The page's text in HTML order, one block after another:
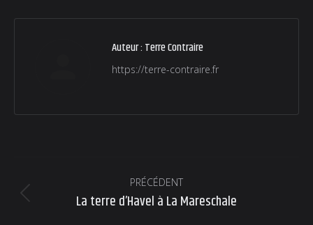
FacebookLinkedInTwitter PinterestWhatsApp
Auteur : Terre Contraire
https://terre-contraire.fr
article
PRÉCÉDENT
Article
La terre d’Havel à La Mareschale